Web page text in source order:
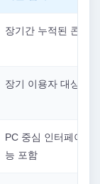
장기간 누적된 콘텐
장기 이용자 대상 혜
PC 중심 인터페이스,
능 포함